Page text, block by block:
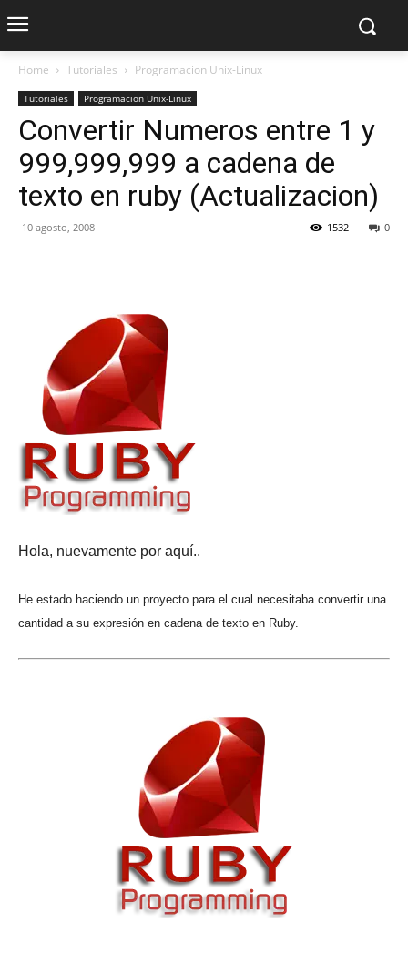
Home Tutoriales Programacion Unix-Linux
Tutoriales Programacion Unix-Linux
Convertir Numeros entre 1 y
999,999,999 a cadena de
texto en ruby (Actualizacion)
10 agosto, 2008 0
1532
Hola, nuevamente por aquí..
He estado haciendo un proyecto para el cual necesitaba convertir una
cantidad a su expresión en cadena de texto en Ruby.